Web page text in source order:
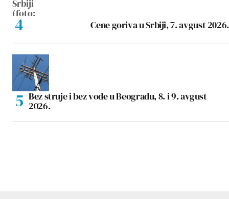
Cene goriva u Srbiji, 7. avgust 2026.
Bez struje i bez vode u Beogradu, 8. i 9. avgust
2026.